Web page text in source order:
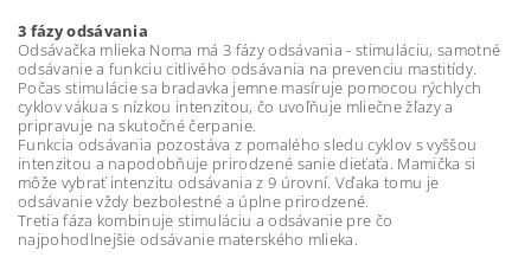
3 fázy odsávania
Odsávačka mlieka Noma má 3 fázy odsávania - stimuláciu, samotné
odsávanie a funkciu citlivého odsávania na prevenciu mastitídy.
Počas stimulácie sa bradavka jemne masíruje pomocou rýchlych
cyklov vákua s nízkou intenzitou, čo uvoľňuje mliečne žľazy a
pripravuje na skutočné čerpanie.
Funkcia odsávania pozostáva z pomalého sledu cyklov s vyššou
intenzitou a napodobňuje prirodzené sanie dieťaťa. Mamička si
môže vybrať intenzitu odsávania z 9 úrovní. Vďaka tomu je
odsávanie vždy bezbolestné a úplne prirodzené.
Tretia fáza kombinuje stimuláciu a odsávanie pre čo
najpohodlnejšie odsávanie materského mlieka.